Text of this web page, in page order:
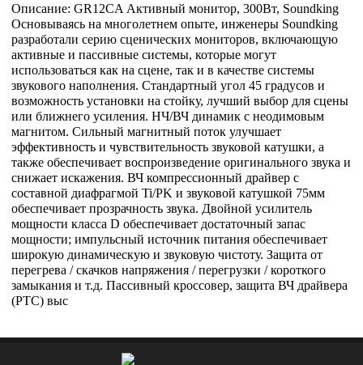
Описание: GR12CA Активный монитор, 300Вт, Soundking
Основываясь на многолетнем опыте, инженеры Soundking
разработали серию сценических мониторов, включающую
активные и пассивные системы, которые могут
использоваться как на сцене, так и в качестве системы
звукового наполнения. Стандартный угол 45 градусов и
возможность установки на стойку, лучший выбор для сцены
или ближнего усиления. НЧ/ВЧ динамик с неодимовым
магнитом. Сильный магнитный поток улучшает
эффективность и чувствительность звуковой катушки, а
также обеспечивает воспроизведение оригинального звука и
снижает искажения. ВЧ компрессионный драйвер с
составной диафрагмой Ti/PK и звуковой катушкой 75мм
обеспечивает прозрачность звука. Двойной усилитель
мощности класса D обеспечивает достаточный запас
мощности; импульсный источник питания обеспечивает
широкую динамическую и звуковую чистоту. Защита от
перегрева / скачков напряжения / перегрузки / короткого
замыкания и т.д. Пассивный кроссовер, защита ВЧ драйвера
(PTC) выс